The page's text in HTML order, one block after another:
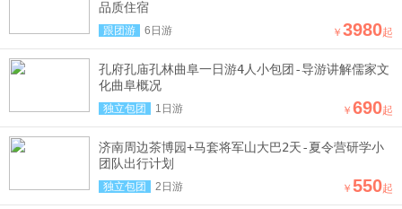
品质住宿
跟团游 6日游 ￥ 3980起
孔府孔庙孔林曲阜一日游4人小包团-导游讲解儒家文
化曲阜概况
独立包团 1日游 ￥ 690起
济南周边茶博园+马套将军山大巴2天-夏令营研学小
团队出行计划
独立包团 2日游 ￥ 550起